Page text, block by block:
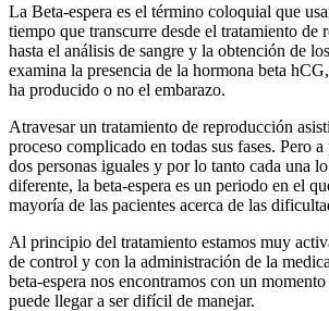
La Beta-espera es el término coloquial que
tiempo que transcurre desde el tratamiento de
hasta el análisis de sangre y la obtención de
examina la presencia de la hormona beta
ha producido o no el embarazo.
Atravesar un tratamiento de reproducción
proceso complicado en todas sus fases. Pero
dos personas iguales y por lo tanto cada una
diferente, la beta-espera es un periodo en el
mayoría de las pacientes acerca de las
Al principio del tratamiento estamos muy
de control y con la administración de la
beta-espera nos encontramos con un
puede llegar a ser difícil de manejar.